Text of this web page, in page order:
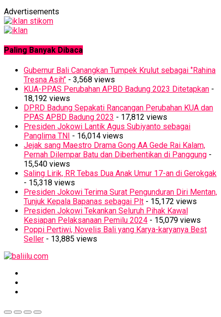
Advertisements
Paling Banyak Dibaca
Gubernur Bali Canangkan Tumpek Krulut sebagai ‘’Rahina
Tresna Asih’’ - 3,568 views
KUA-PPAS Perubahan APBD Badung 2023 Ditetapkan -
18,192 views
DPRD Badung Sepakati Rancangan Perubahan KUA dan
PPAS APBD Badung 2023 - 17,812 views
Presiden Jokowi Lantik Agus Subiyanto sebagai
Panglima TNI - 16,014 views
Jejak sang Maestro Drama Gong AA Gede Rai Kalam,
Pernah Dilempar Batu dan Diberhentikan di Panggung -
15,540 views
Saling Lirik, RR Tebas Dua Anak Umur 17-an di Gerokgak
- 15,318 views
Presiden Jokowi Terima Surat Pengunduran Diri Mentan,
Tunjuk Kepala Bapanas sebagai Plt - 15,172 views
Presiden Jokowi Tekankan Seluruh Pihak Kawal
Kesiapan Pelaksanaan Pemilu 2024 - 15,079 views
Poppi Pertiwi, Novelis Bali yang Karya-karyanya Best
Seller - 13,885 views